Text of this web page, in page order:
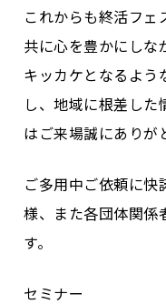
これからも終活フェ
共に心を豊かにしな
キッカケとなるよう
し、地域に根差した
はご来場誠にありが
ご多用中ご依頼に快
様、また各団体関係
す。
セミナー